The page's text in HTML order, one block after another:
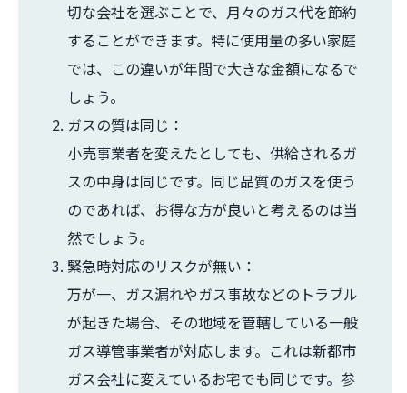
切な会社を選ぶことで、月々のガス代を節約
することができます。特に使用量の多い家庭
では、この違いが年間で大きな金額になるで
しょう。
ガスの質は同じ：
小売事業者を変えたとしても、供給されるガ
スの中身は同じです。同じ品質のガスを使う
のであれば、お得な方が良いと考えるのは当
然でしょう。
緊急時対応のリスクが無い：
万が一、ガス漏れやガス事故などのトラブル
が起きた場合、その地域を管轄している一般
ガス導管事業者が対応します。これは新都市
ガス会社に変えているお宅でも同じです。参